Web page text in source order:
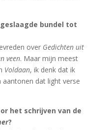
bundel tot
over Gedichten uit
veen. Maar mijn meest
Voldaan, ik denk dat ik
aantonen dat light verse
het schrijven van de
?